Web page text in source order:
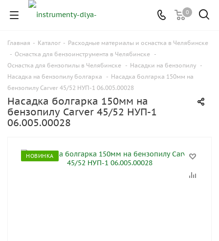
0
Главная - Каталог - Расходные материалы и оснастка в Челябинске
- Оснастка для бензоинструмента в Челябинске -
Оснастка для бензопилы в Челябинске - Насадки на бензопилу -
Насадка на бензопилу болгарка
- Насадка болгарка 150мм на
бензопилу Carver 45/52 НУП-1 06.005.00028
Насадка болгарка 150мм на
бензопилу Carver 45/52 НУП-1
06.005.00028
НОВИНКА